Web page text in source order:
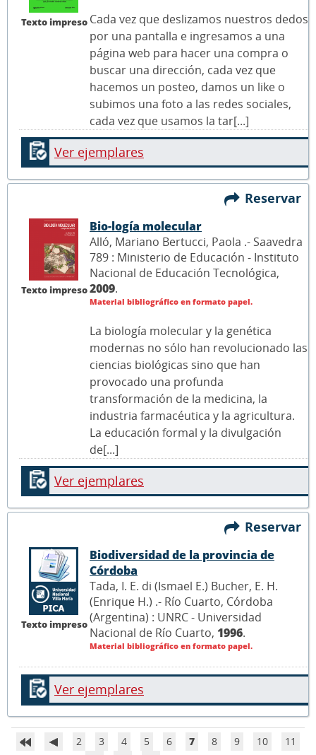
Texto impreso Cada vez que deslizamos nuestros dedos
por una pantalla e ingresamos a una
página web para hacer una compra o
buscar una dirección, cada vez que
hacemos un posteo, damos un like o
subimos una foto a las redes sociales,
cada vez que usamos la tar[...]
Ver ejemplares
Reservar
Texto impreso
Bio-logía molecular
Alló, Mariano Bertucci, Paola .- Saavedra
789 : Ministerio de Educación - Instituto
Nacional de Educación Tecnológica,
2009.
Material bibliográfico en formato papel.
La biología molecular y la genética
modernas no sólo han revolucionado las
ciencias biológicas sino que han
provocado una profunda
transformación de la medicina, la
industria farmacéutica y la agricultura.
La educación formal y la divulgación
de[...]
Ver ejemplares
Reservar
Texto impreso
Biodiversidad de la provincia de
Córdoba
Tada, I. E. di (Ismael E.) Bucher, E. H.
(Enrique H.) .- Río Cuarto, Córdoba
(Argentina) : UNRC - Universidad
Nacional de Río Cuarto, 1996.
Material bibliográfico en formato papel.
Ver ejemplares
2 3 4 5 6 7 8 9 10
11